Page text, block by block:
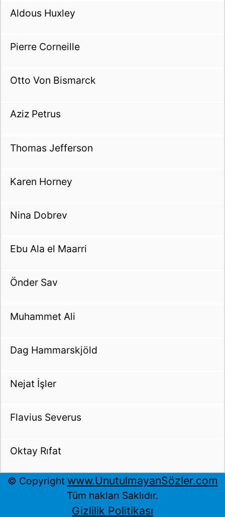
Aldous Huxley
Pierre Corneille
Otto Von Bismarck
Aziz Petrus
Thomas Jefferson
Karen Horney
Nina Dobrev
Ebu Ala el Maarri
Önder Sav
Muhammet Ali
Dag Hammarskjöld
Nejat İşler
Flavius Severus
Oktay Rıfat
© Copyright www.UnutulmayanSözler.com
Tüm hakları Saklıdır.
Gizlilik Politikası